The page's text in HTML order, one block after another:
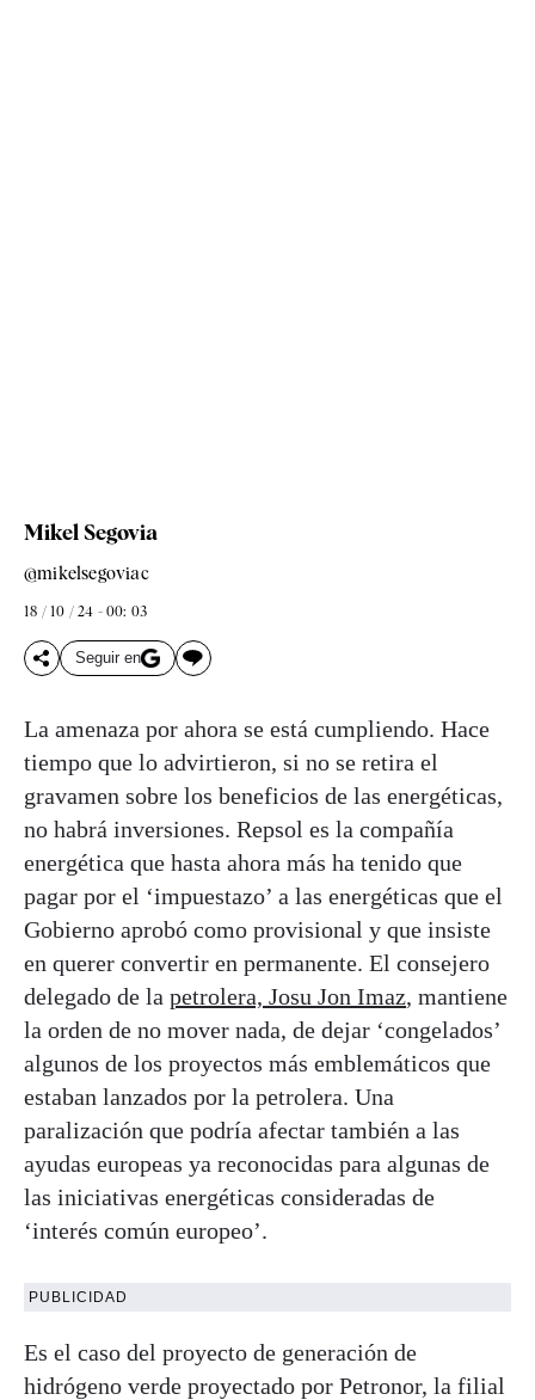
Mikel Segovia
@mikelsegoviac
18 / 10 / 24 - 00: 03
Seguir en
La amenaza por ahora se está cumpliendo. Hace
tiempo que lo advirtieron, si no se retira el
gravamen sobre los beneficios de las energéticas,
no habrá inversiones. Repsol es la compañía
energética que hasta ahora más ha tenido que
pagar por el ‘impuestazo’ a las energéticas que el
Gobierno aprobó como provisional y que insiste
en querer convertir en permanente. El consejero
delegado de la petrolera, Josu Jon Imaz, mantiene
la orden de no mover nada, de dejar ‘congelados’
algunos de los proyectos más emblemáticos que
estaban lanzados por la petrolera. Una
paralización que podría afectar también a las
ayudas europeas ya reconocidas para algunas de
las iniciativas energéticas consideradas de
‘interés común europeo’.
PUBLICIDAD
Es el caso del proyecto de generación de
hidrógeno verde proyectado por Petronor, la filial